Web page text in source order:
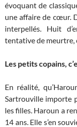
évoquant de
une affaire de cœur.
interpellés. Huit
tentative de meurtre,
Les petits copains,
En réalité,
Sartrouville importe
les filles. Haroun a
14 ans. Elle s’en